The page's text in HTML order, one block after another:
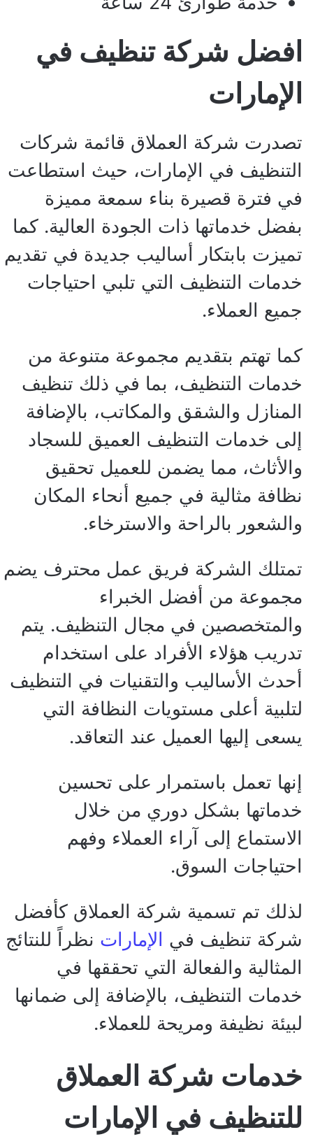
افضل شركة تنظيف في
الإمارات
تصدرت شركة العملاق قائمة شركات
التنظيف في الإمارات، حيث استطاعت
في فترة قصيرة بناء سمعة مميزة
بفضل خدماتها ذات الجودة العالية. كما
تميزت بابتكار أساليب جديدة في تقديم
خدمات التنظيف التي تلبي احتياجات
جميع العملاء.
كما تهتم بتقديم مجموعة متنوعة من
خدمات التنظيف، بما في ذلك تنظيف
المنازل والشقق والمكاتب، بالإضافة
إلى خدمات التنظيف العميق للسجاد
والأثاث، مما يضمن للعميل تحقيق
نظافة مثالية في جميع أنحاء المكان
والشعور بالراحة والاسترخاء.
تمتلك الشركة فريق عمل محترف يضم
مجموعة من أفضل الخبراء
والمتخصصين في مجال التنظيف. يتم
تدريب هؤلاء الأفراد على استخدام
أحدث الأساليب والتقنيات في التنظيف
لتلبية أعلى مستويات النظافة التي
يسعى إليها العميل عند التعاقد.
إنها تعمل باستمرار على تحسين
خدماتها بشكل دوري من خلال
الاستماع إلى آراء العملاء وفهم
احتياجات السوق.
لذلك تم تسمية شركة العملاق كأفضل
شركة تنظيف في الإمارات نظراً للنتائج
المثالية والفعالة التي تحققها في
خدمات التنظيف، بالإضافة إلى ضمانها
لبيئة نظيفة ومريحة للعملاء.
خدمات شركة العملاق
للتنظيف في الإمارات